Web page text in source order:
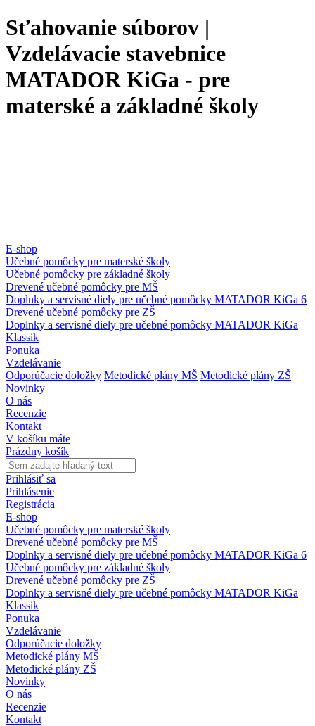
Sťahovanie súborov |
Vzdelávacie stavebnice
MATADOR KiGa - pre
materské a základné školy
E-shop
Učebné pomôcky pre materské školy
Učebné pomôcky pre základné školy
Drevené učebné pomôcky pre MŠ
Doplnky a servisné diely pre učebné pomôcky MATADOR KiGa 6
Drevené učebné pomôcky pre ZŠ
Doplnky a servisné diely pre učebné pomôcky MATADOR KiGa
Klassik
Ponuka
Vzdelávanie
Odporúčacie doložky Metodické plány MŠ Metodické plány ZŠ
Novinky
O nás
Recenzie
Kontakt
V košíku máte
Prázdny košík
Prihlásiť sa
Prihlásenie
Registrácia
E-shop
Učebné pomôcky pre materské školy
Drevené učebné pomôcky pre MŠ
Doplnky a servisné diely pre učebné pomôcky MATADOR KiGa 6
Učebné pomôcky pre základné školy
Drevené učebné pomôcky pre ZŠ
Doplnky a servisné diely pre učebné pomôcky MATADOR KiGa
Klassik
Ponuka
Vzdelávanie
Odporúčacie doložky
Metodické plány MŠ
Metodické plány ZŠ
Novinky
O nás
Recenzie
Kontakt